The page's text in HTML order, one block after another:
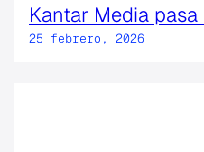
Kantar Media
25 febrero, 2026